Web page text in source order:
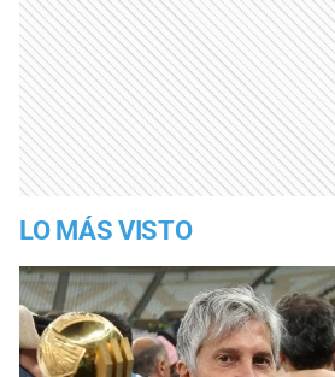
LO MÁS VISTO